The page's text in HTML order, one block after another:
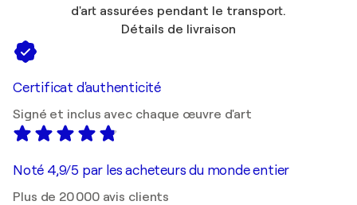
d'art assurées pendant le transport.
Détails de livraison
Certificat d'authenticité
Signé et inclus avec chaque œuvre d'art
Noté 4,9/5 par les acheteurs du monde entier
Plus de 20 000 avis clients